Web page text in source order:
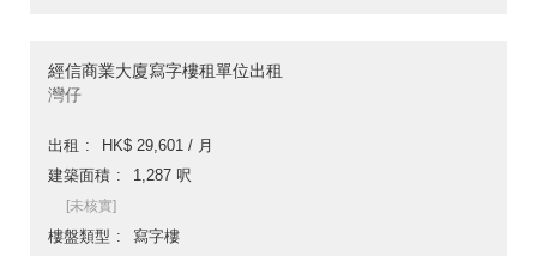
經信商業大廈寫字樓租單位出租
灣仔
出租
HK$ 29,601 / 月
建築面積
1,287 呎
[未核實]
樓盤類型
寫字樓